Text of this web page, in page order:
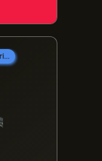
Restrito